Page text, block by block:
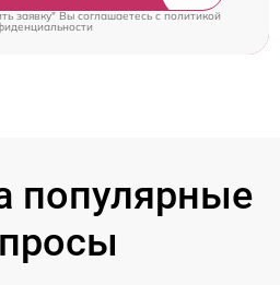
заявку" Вы соглашаетесь cполитикой
популярные